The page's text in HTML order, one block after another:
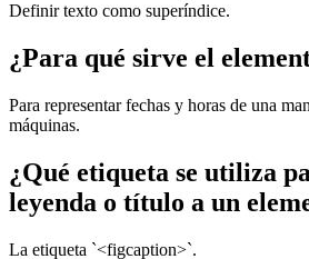
Definir texto como superíndice.
¿Para qué sirve el
Para representar fechas y horas de una
máquinas.
¿Qué etiqueta se utiliza
leyenda o título a un
La etiqueta `<figcaption>`.